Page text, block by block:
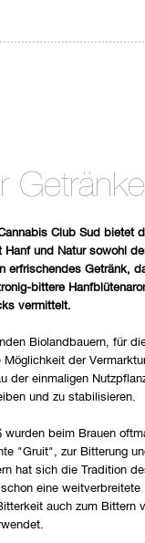
Club Sud bietet
Hanf und Natur sowohl
erfrischendes Getränk,
bittere
vermittelt.
Biolandbauern, für
der
der einmaligen
und zu stabilisieren.
wurden beim Brauen
"Gruit", zur Bitterung
hat sich die Tradition
eine weitverbreitete
auch zum Bittern